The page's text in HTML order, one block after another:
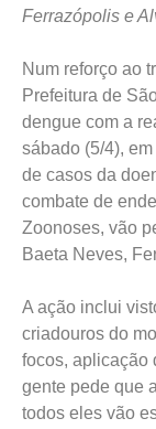
Ferrazópolis e
Num reforço ao
Prefeitura de
dengue com a
sábado (5/4),
de casos da
combate de
Zoonoses, vão
Baeta Neves,
A ação inclui
criadouros do
focos, aplicação
gente pede que
todos eles vão